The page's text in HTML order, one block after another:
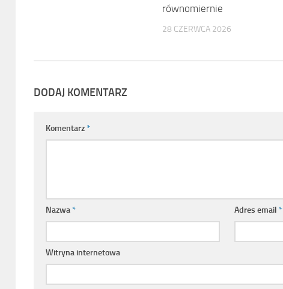
równomiernie
28 CZERWCA 2026
DODAJ KOMENTARZ
Komentarz*
Nazwa* Adres email*
Witryna internetowa